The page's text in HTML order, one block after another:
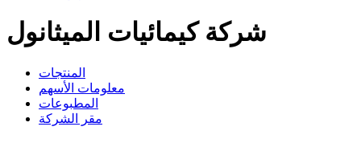
شركة كيمائيات الميثانول
المنتجات
معلومات الأسهم
المطبوعات
مقر الشركة